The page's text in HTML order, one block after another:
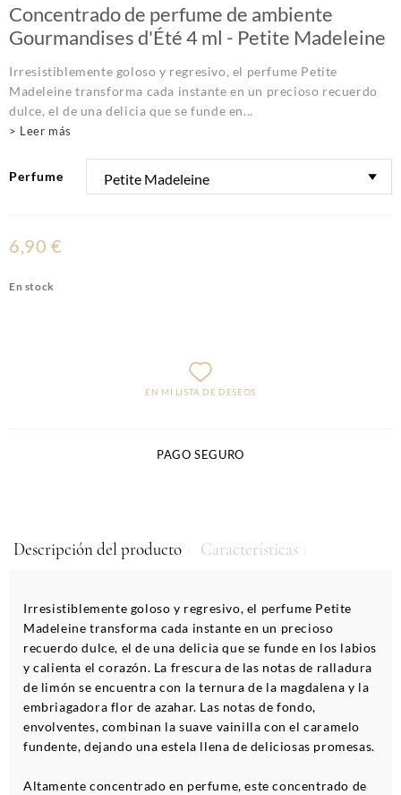
Concentrado de perfume de ambiente
Gourmandises d'Été 4 ml - Petite Madeleine
Irresistiblemente goloso y regresivo, el perfume Petite
Madeleine transforma cada instante en un precioso recuerdo
dulce, el de una delicia que se funde en...
> Leer más
Perfume
6,90 €
En stock
EN MI LISTA DE DESEOS
PAGO SEGURO
Descripción del producto Características
Irresistiblemente goloso y regresivo, el perfume Petite
Madeleine transforma cada instante en un precioso
recuerdo dulce, el de una delicia que se funde en los labios
y calienta el corazón. La frescura de las notas de ralladura
de limón se encuentra con la ternura de la magdalena y la
embriagadora flor de azahar. Las notas de fondo,
envolventes, combinan la suave vainilla con el caramelo
fundente, dejando una estela llena de deliciosas promesas.
Altamente concentrado en perfume, este concentrado de